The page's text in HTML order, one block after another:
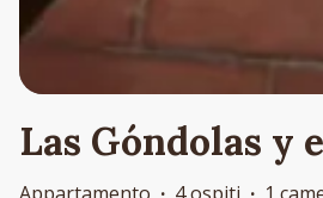
Las Góndolas y